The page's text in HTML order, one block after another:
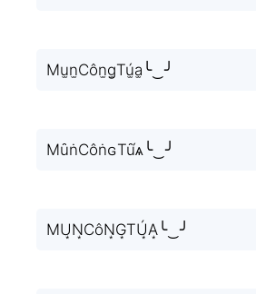
Mu̫n̫Côn̫g̫Tú̫a̫╰‿╯
MȗṅCôṅɢTȗ́ѧ╰‿╯
MU͙N͙CôN͙G͙TÚ͙A͙╰‿╯